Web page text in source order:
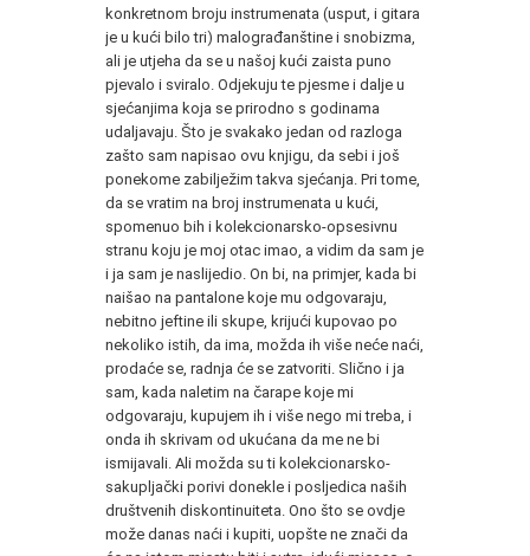
konkretnom broju instrumenata (usput, i gitara
je u kući bilo tri) malograđanštine i snobizma,
ali je utjeha da se u našoj kući zaista puno
pjevalo i sviralo. Odjekuju te pjesme i dalje u
sjećanjima koja se prirodno s godinama
udaljavaju. Što je svakako jedan od razloga
zašto sam napisao ovu knjigu, da sebi i još
ponekome zabilježim takva sjećanja. Pri tome,
da se vratim na broj instrumenata u kući,
spomenuo bih i kolekcionarsko-opsesivnu
stranu koju je moj otac imao, a vidim da sam je
i ja sam je naslijedio. On bi, na primjer, kada bi
naišao na pantalone koje mu odgovaraju,
nebitno jeftine ili skupe, krijući kupovao po
nekoliko istih, da ima, možda ih više neće naći,
prodaće se, radnja će se zatvoriti. Slično i ja
sam, kada naletim na čarape koje mi
odgovaraju, kupujem ih i više nego mi treba, i
onda ih skrivam od ukućana da me ne bi
ismijavali. Ali možda su ti kolekcionarsko-
sakupljački porivi donekle i posljedica naših
društvenih diskontinuiteta. Ono što se ovdje
može danas naći i kupiti, uopšte ne znači da